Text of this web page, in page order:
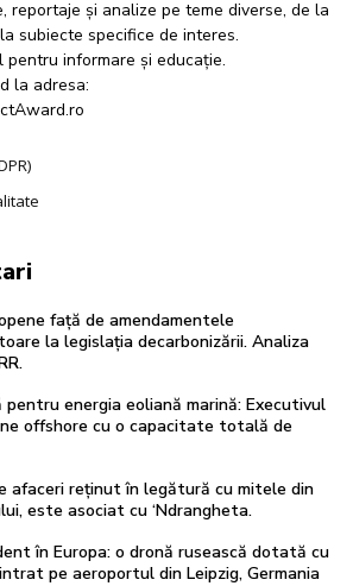
reportaje și analize pe teme diverse, de la
subiecte specifice de interes.
informare și educație.
la adresa:
față de amendamentele
la legislația decarbonizării. Analiza
pentru energia eoliană marină: Executivul
offshore cu o capacitate totală de
afaceri reținut în legătură cu mitele din
este asociat cu ‘Ndrangheta.
în Europa: o dronă rusească dotată cu
pe aeroportul din Leipzig, Germania